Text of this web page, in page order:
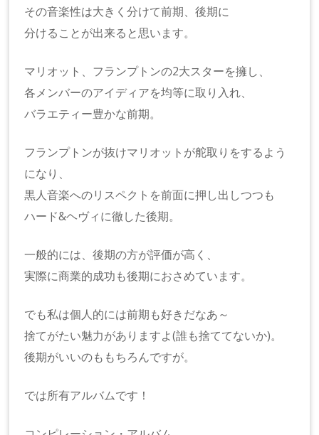
その音楽性は大きく分けて前期、後期に
分けることが出来ると思います。
マリオット、フランプトンの2大スターを擁し、
各メンバーのアイディアを均等に取り入れ、
バラエティー豊かな前期。
フランプトンが抜けマリオットが舵取りをするよう
になり、
黒人音楽へのリスペクトを前面に押し出しつつも
ハード&ヘヴィに徹した後期。
一般的には、後期の方が評価が高く、
実際に商業的成功も後期におさめています。
でも私は個人的には前期も好きだなあ～
捨てがたい魅力がありますよ(誰も捨ててないか)。
後期がいいのももちろんですが。
では所有アルバムです！